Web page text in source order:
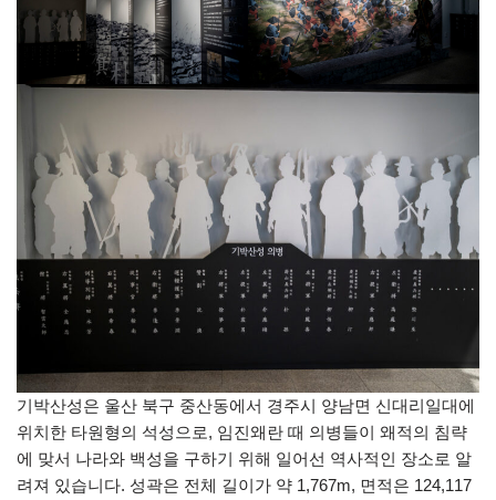
기박산성은 울산 북구 중산동에서 경주시 양남면 신대리일대에
위치한 타원형의 석성으로, 임진왜란 때 의병들이 왜적의 침략
에 맞서 나라와 백성을 구하기 위해 일어선 역사적인 장소로 알
려져 있습니다. 성곽은 전체 길이가 약 1,767m, 면적은 124,117